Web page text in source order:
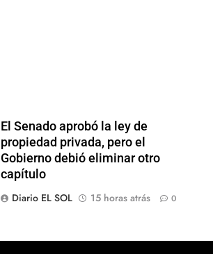
El Senado aprobó la ley de
propiedad privada, pero el
Gobierno debió eliminar otro
capítulo
Diario EL SOL
15 horas atrás 0